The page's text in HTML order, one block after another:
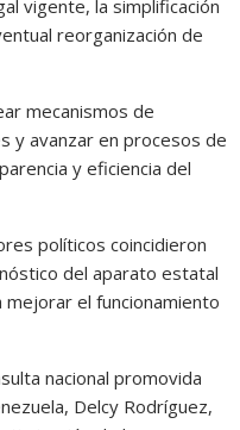
vigente, la simplificación
reorganización de
mecanismos de
y avanzar en procesos de
y eficiencia del
políticos coincidieron
del aparato estatal
el funcionamiento
nacional promovida
Delcy Rodríguez,